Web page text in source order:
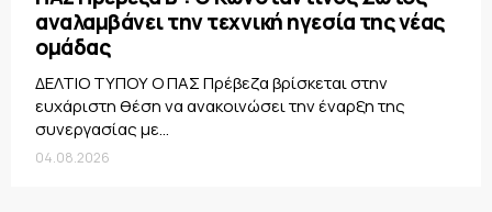
αναλαμβάνει την τεχνική ηγεσία της νέας
ομάδας
ΔΕΛΤΙΟ ΤΥΠΟΥ Ο ΠΑΣ Πρέβεζα βρίσκεται στην
ευχάριστη θέση να ανακοινώσει την έναρξη της
συνεργασίας με...
04.08.2026